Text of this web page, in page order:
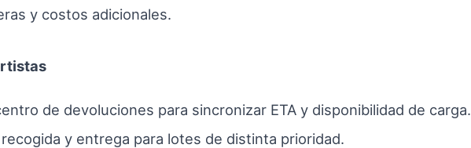
y costos adicionales.
de devoluciones para sincronizar ETA y disponibilidad de carga.
y entrega para lotes de distinta prioridad.